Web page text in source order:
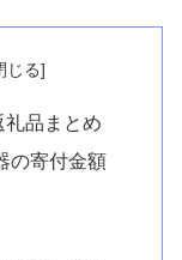
品まとめ
の寄付金額